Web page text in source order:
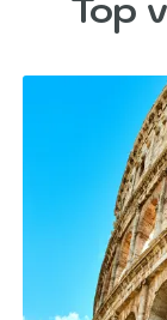
Atelier
Soirée